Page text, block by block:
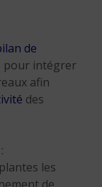
de
pour intégrer
afin
des
:
les